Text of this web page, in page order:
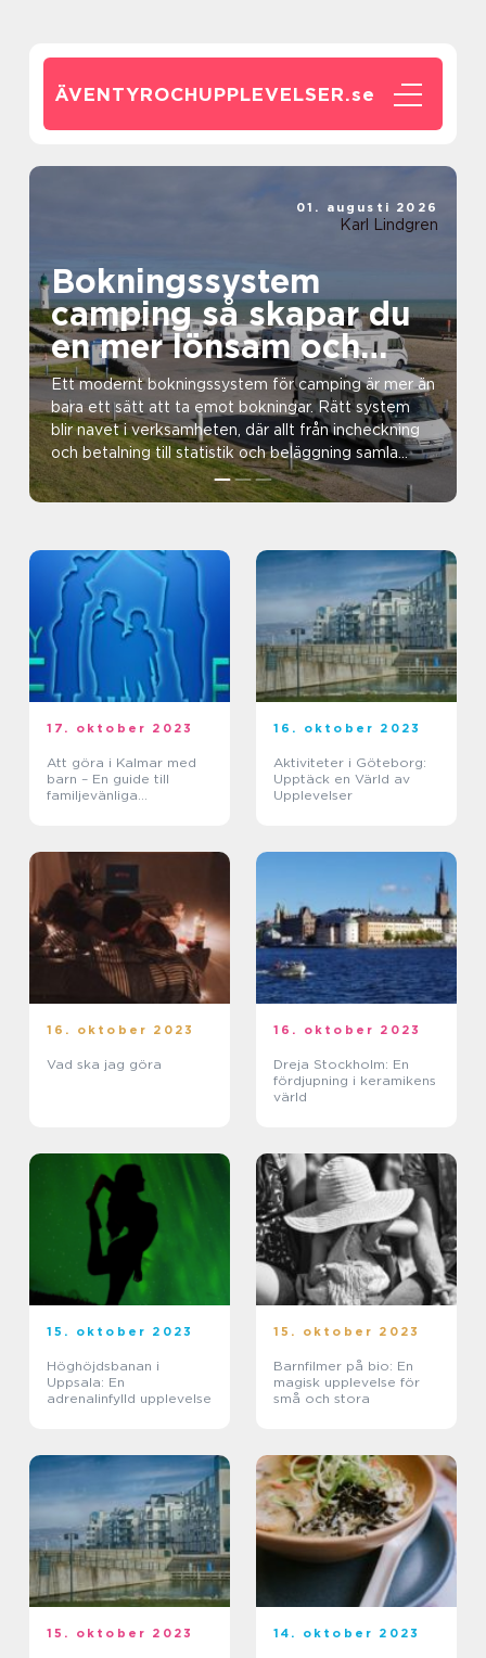
ÄVENTYROCHUPPLEVELSER.se
Bokningssystem
camping så skapar du
en mer lönsam och
enkel vardag
Ett modernt bokningssystem för camping är mer än
bara ett sätt att ta emot bokningar. Rätt system
blir navet i verksamheten, där allt från incheckning
och betalning till statistik och beläggning samla...
01. augusti 2026
Karl Lindgren
17. oktober 2023
Att göra i Kalmar med
barn – En guide till
familjevänliga
16. oktober 2023
Aktiviteter i Göteborg:
Upptäck en Värld av
Upplevelser
16. oktober 2023
Vad ska jag göra
16. oktober 2023
Dreja Stockholm: En
fördjupning i keramikens
värld
15. oktober 2023
Höghöjdsbanan i
Uppsala: En
adrenalinfylld upplevelse
15. oktober 2023
Barnfilmer på bio: En
magisk upplevelse för
små och stora
15. oktober 2023 14. oktober 2023